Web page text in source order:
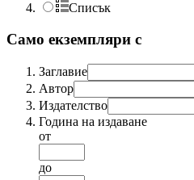
Списък
Само екземпляри с
Заглавие
Автор
Издателство
Година на издаване
от
до